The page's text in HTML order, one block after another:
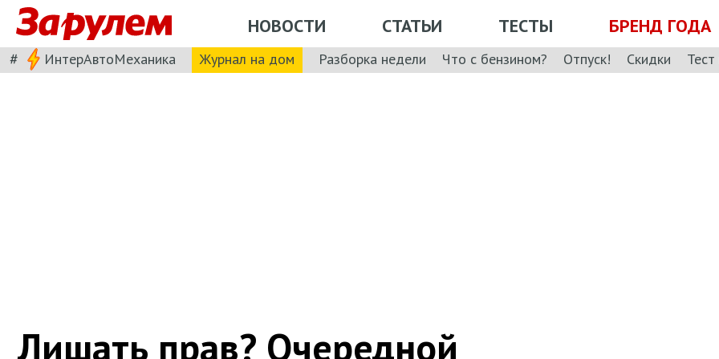
НОВОСТИ СТАТЬИ ТЕСТЫ БРЕНД ГОДА
# ИнтерАвтоМеханика Журнал на дом Разборка недели Что с бензином? Отпуск! Скидки
Лишать прав? Очередной